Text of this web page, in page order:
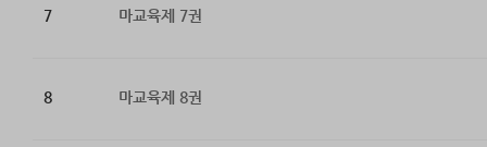
7 마교육제 7권
8 마교육제 8권